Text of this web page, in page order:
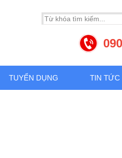
TUYỂN DỤNG TIN TỨC